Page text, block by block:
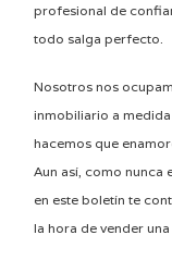
profesional de
todo salga perfecto.
Nosotros nos
inmobiliario a
hacemos que
Aun así, como nunca
en este boletín te
la hora de vender una